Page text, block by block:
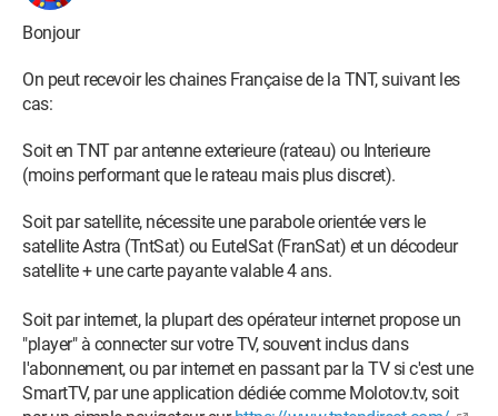
Bonjour
On peut recevoir les chaines Française de la TNT, suivant les
cas:
Soit en TNT par antenne exterieure (rateau) ou Interieure
(moins performant que le rateau mais plus discret).
Soit par satellite, nécessite une parabole orientée vers le
satellite Astra (TntSat) ou EutelSat (FranSat) et un décodeur
satellite + une carte payante valable 4 ans.
Soit par internet, la plupart des opérateur internet propose un
"player" à connecter sur votre TV, souvent inclus dans
l'abonnement, ou par internet en passant par la TV si c'est une
SmartTV, par une application dédiée comme Molotov.tv, soit